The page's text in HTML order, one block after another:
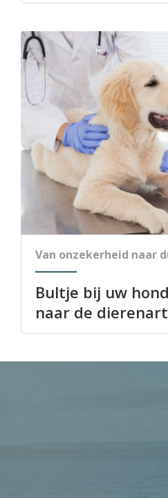
Van onzekerheid naar
Bultje bij uw
naar de